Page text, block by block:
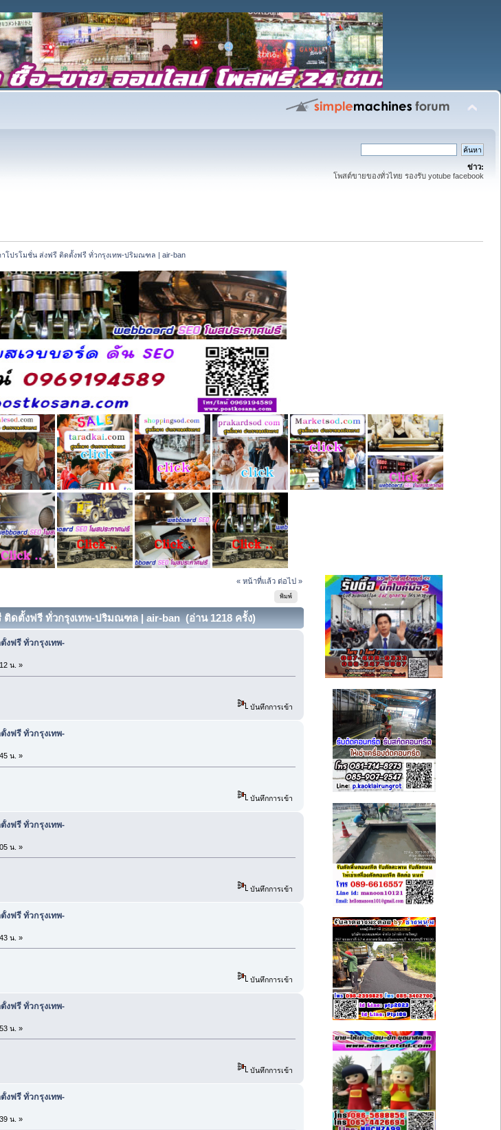
ข่าว:
โพสต์ขายของทั่วไทย รองรับ yotube facebook
าโปรโมชั่น ส่งฟรี ติดตั้งฟรี ทั่วกรุงเทพ-ปริมณฑล | air-ban
« หน้าที่แล้ว ต่อไป »
พิมพ์
ดตั้งฟรี ทั่วกรุงเทพ-ปริมณฑล | air-ban (อ่าน 1218 ครั้ง)
งฟรี ทั่วกรุงเทพ-
น. »
บันทึกการเข้า
งฟรี ทั่วกรุงเทพ-
น. »
บันทึกการเข้า
งฟรี ทั่วกรุงเทพ-
น. »
บันทึกการเข้า
งฟรี ทั่วกรุงเทพ-
น. »
บันทึกการเข้า
งฟรี ทั่วกรุงเทพ-
น. »
บันทึกการเข้า
งฟรี ทั่วกรุงเทพ-
น. »